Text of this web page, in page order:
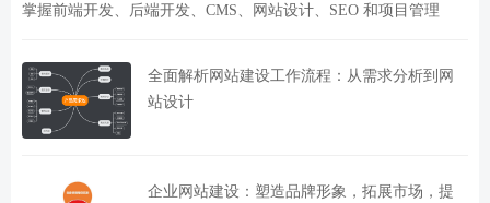
掌握前端开发、后端开发、CMS、网站设计、SEO 和项目管理
全面解析网站建设工作流程：从需求分析到网
站设计
企业网站建设：塑造品牌形象，拓展市场，提